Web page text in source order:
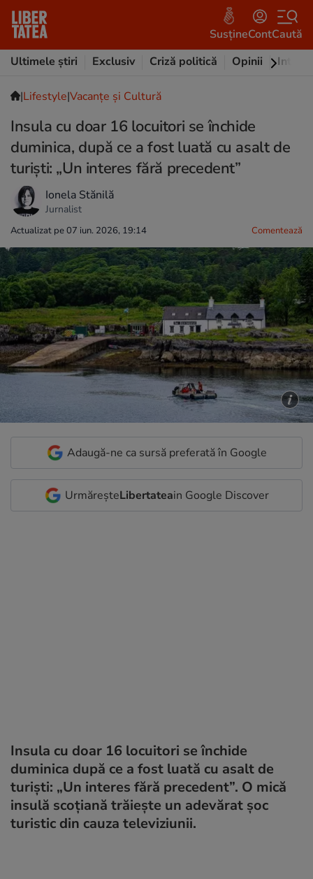
SusțineContCaută
Ultimele știri
Exclusiv Criză politică Opinii
|Lifestyle|Vacanțe și Cultură
Insula cu doar 16 locuitori se închide
duminica, după ce a fost luată cu asalt de
turiști: „Un interes fără precedent”
Ionela Stănilă
Jurnalist
Actualizat pe 07 iun. 2026, 19:14 Comentează
Adaugă-ne ca sursă preferată în Google
UrmăreșteLibertateain Google Discover
Insula cu doar 16 locuitori se închide
duminica după ce a fost luată cu asalt de
turiști: „Un interes fără precedent”. O mică
insulă scoțiană trăiește un adevărat șoc
turistic din cauza televiziunii.